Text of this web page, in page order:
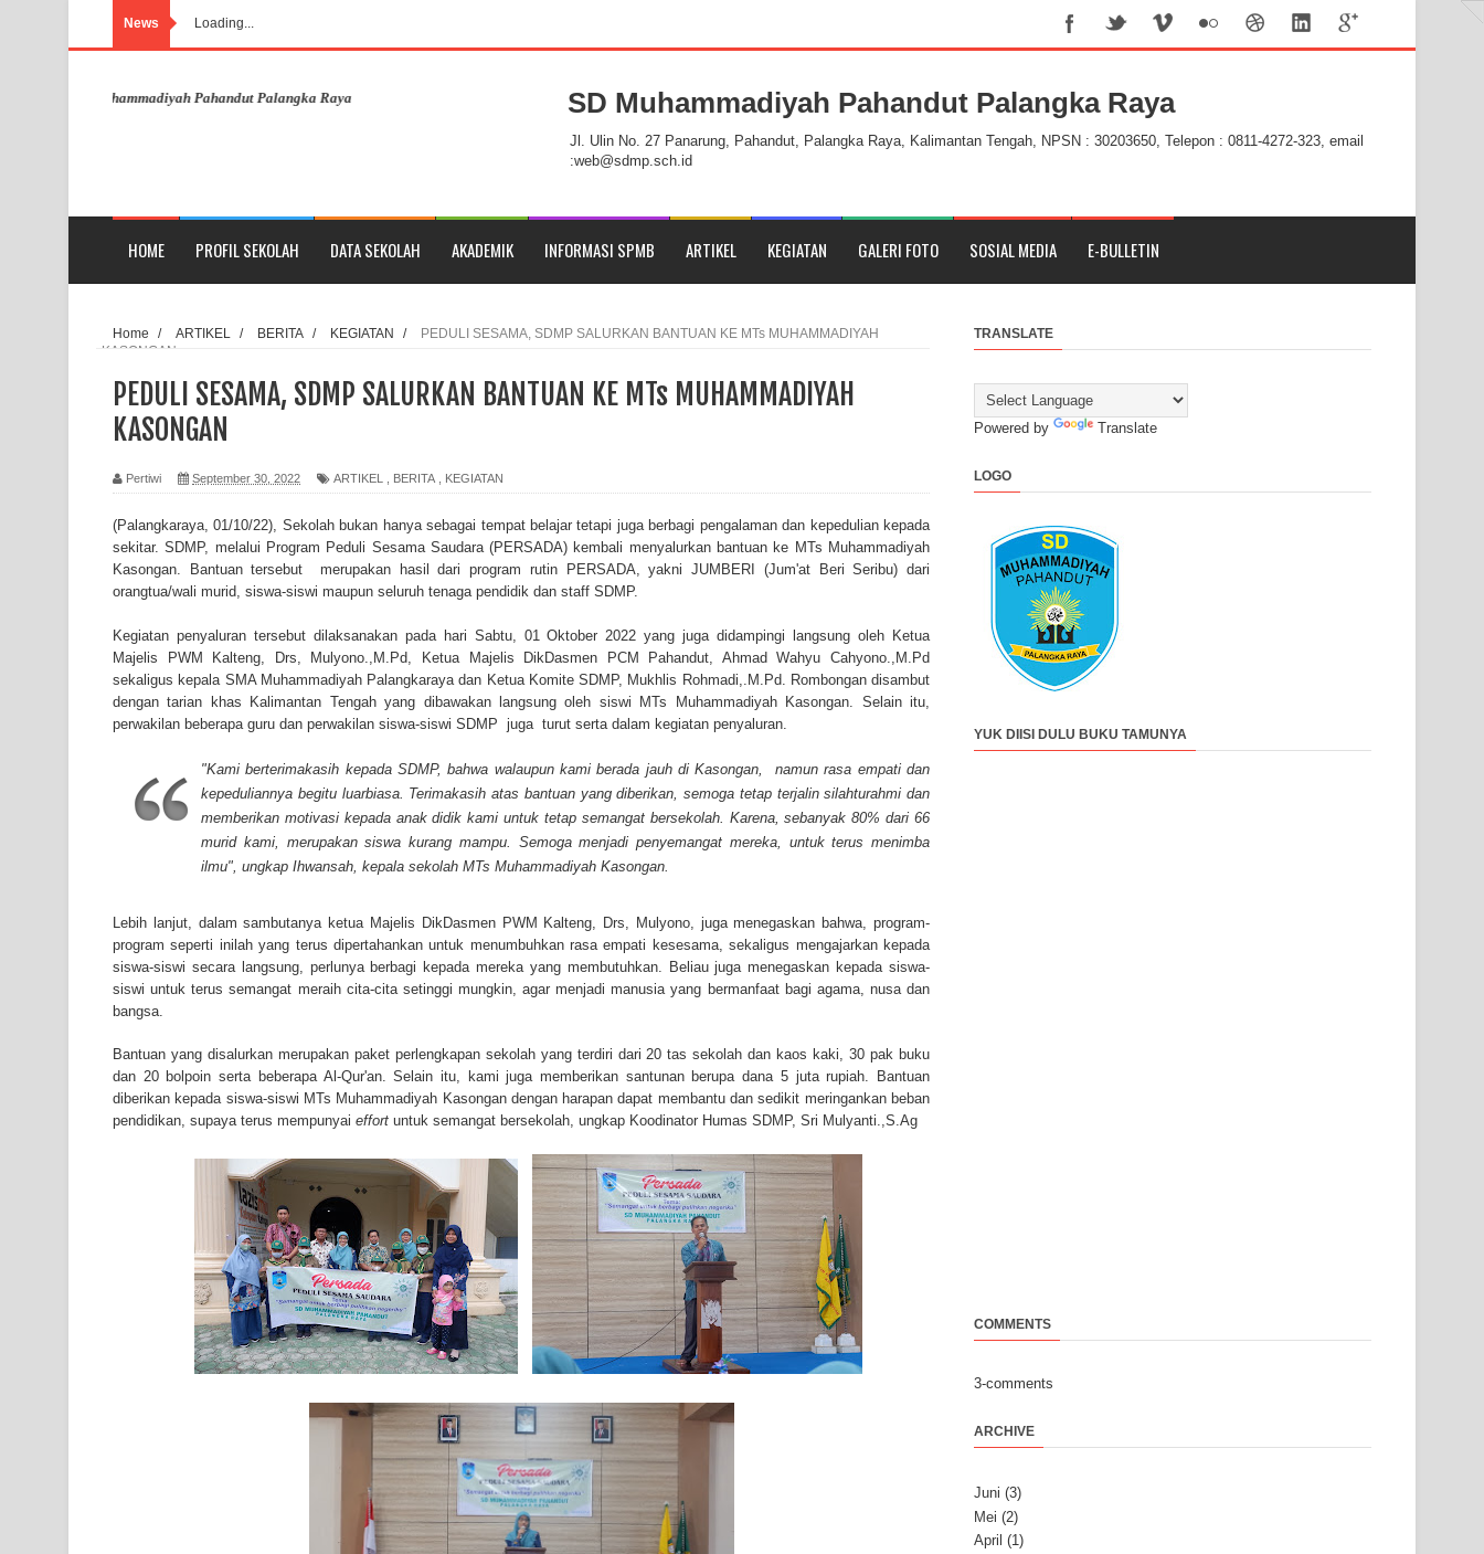
News Loading...
SD Muhammadiyah Pahandut Palangka Raya SD Muhammadiyah Pahandut Palangka Raya
Jl. Ulin No. 27 Panarung, Pahandut, Palangka Raya, Kalimantan Tengah, NPSN : 30203650, Telepon : 0811-4272-323, email
:web@sdmp.sch.id
HOME PROFIL SEKOLAH DATA SEKOLAH AKADEMIK INFORMASI SPMB ARTIKEL KEGIATAN GALERI FOTO SOSIAL MEDIA E-BULLETIN
Home / ARTIKEL / BERITA / KEGIATAN /
PEDULI SESAMA, SDMP SALURKAN BANTUAN KE MTs MUHAMMADIYAH
KASONGAN
PEDULI SESAMA, SDMP SALURKAN BANTUAN KE MTs MUHAMMADIYAH
KASONGAN
Pertiwi September 30, 2022 ARTIKEL BERITA KEGIATAN
(Palangkaraya, 01/10/22), Sekolah bukan hanya sebagai tempat belajar tetapi juga berbagi pengalaman dan kepedulian kepada
sekitar. SDMP, melalui Program Peduli Sesama Saudara (PERSADA) kembali menyalurkan bantuan ke MTs Muhammadiyah
Kasongan. Bantuan tersebut merupakan hasil dari program rutin PERSADA, yakni JUMBERI (Jum'at Beri Seribu) dari
orangtua/wali murid, siswa-siswi maupun seluruh tenaga pendidik dan staff SDMP.
Kegiatan penyaluran tersebut dilaksanakan pada hari Sabtu, 01 Oktober 2022 yang juga didampingi langsung oleh Ketua
Majelis PWM Kalteng, Drs, Mulyono.,M.Pd, Ketua Majelis DikDasmen PCM Pahandut, Ahmad Wahyu Cahyono.,M.Pd
sekaligus kepala SMA Muhammadiyah Palangkaraya dan Ketua Komite SDMP, Mukhlis Rohmadi,.M.Pd. Rombongan disambut
dengan tarian khas Kalimantan Tengah yang dibawakan langsung oleh siswi MTs Muhammadiyah Kasongan. Selain itu,
perwakilan beberapa guru dan perwakilan siswa-siswi SDMP juga turut serta dalam kegiatan penyaluran.
"Kami berterimakasih kepada SDMP, bahwa walaupun kami berada jauh di Kasongan, namun rasa empati dan
kepeduliannya begitu luarbiasa. Terimakasih atas bantuan yang diberikan, semoga tetap terjalin silahturahmi dan
memberikan motivasi kepada anak didik kami untuk tetap semangat bersekolah. Karena, sebanyak 80% dari 66
murid kami, merupakan siswa kurang mampu. Semoga menjadi penyemangat mereka, untuk terus menimba
ilmu", ungkap Ihwansah, kepala sekolah MTs Muhammadiyah Kasongan.
Lebih lanjut, dalam sambutanya ketua Majelis DikDasmen PWM Kalteng, Drs, Mulyono, juga menegaskan bahwa, program-
program seperti inilah yang terus dipertahankan untuk menumbuhkan rasa empati kesesama, sekaligus mengajarkan kepada
siswa-siswi secara langsung, perlunya berbagi kepada mereka yang membutuhkan. Beliau juga menegaskan kepada siswa-
siswi untuk terus semangat meraih cita-cita setinggi mungkin, agar menjadi manusia yang bermanfaat bagi agama, nusa dan
bangsa.
Bantuan yang disalurkan merupakan paket perlengkapan sekolah yang terdiri dari 20 tas sekolah dan kaos kaki, 30 pak buku
dan 20 bolpoin serta beberapa Al-Qur'an. Selain itu, kami juga memberikan santunan berupa dana 5 juta rupiah. Bantuan
diberikan kepada siswa-siswi MTs Muhammadiyah Kasongan dengan harapan dapat membantu dan sedikit meringankan beban
pendidikan, supaya terus mempunyai effort untuk semangat bersekolah, ungkap Koodinator Humas SDMP, Sri Mulyanti.,S.Ag
TRANSLATE
Powered by Translate
LOGO
YUK DIISI DULU BUKU TAMUNYA
COMMENTS
3-comments
ARCHIVE
Juni (3)
Mei (2)
April (1)